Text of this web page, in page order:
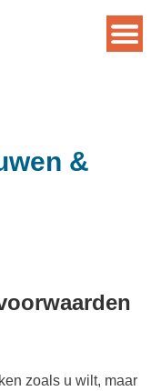
&
zoals u wilt, maar